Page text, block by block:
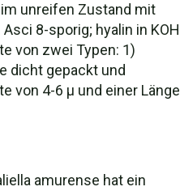
unreifen Zustand mit
8-sporig; hyalin in KOH
von zwei Typen: 1)
dicht gepackt und
von 4-6 µ und einer Länge
amurense hat ein